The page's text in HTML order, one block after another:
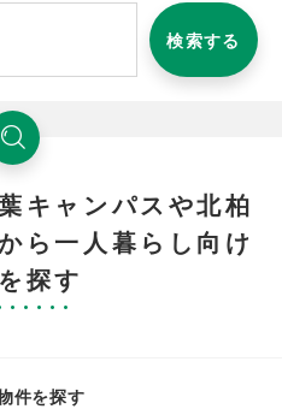
検索する
キャンパスや北柏
ら一人暮らし向け
探す
件を探す